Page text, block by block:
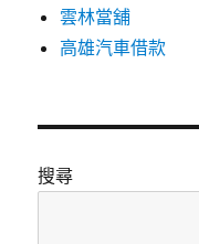
雲林當舖
高雄汽車借款
搜尋